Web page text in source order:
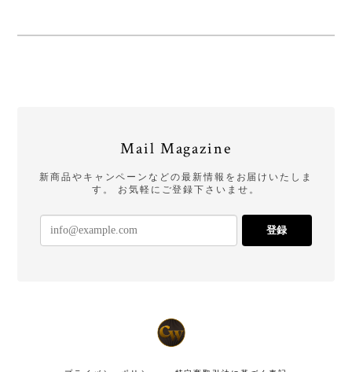
Mail Magazine
新商品やキャンペーンなどの最新情報をお届けいたしま
す。 お気軽にご登録下さいませ。
登録